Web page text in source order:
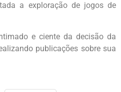
a exploração de jogos de
e ciente da decisão da
publicações sobre sua